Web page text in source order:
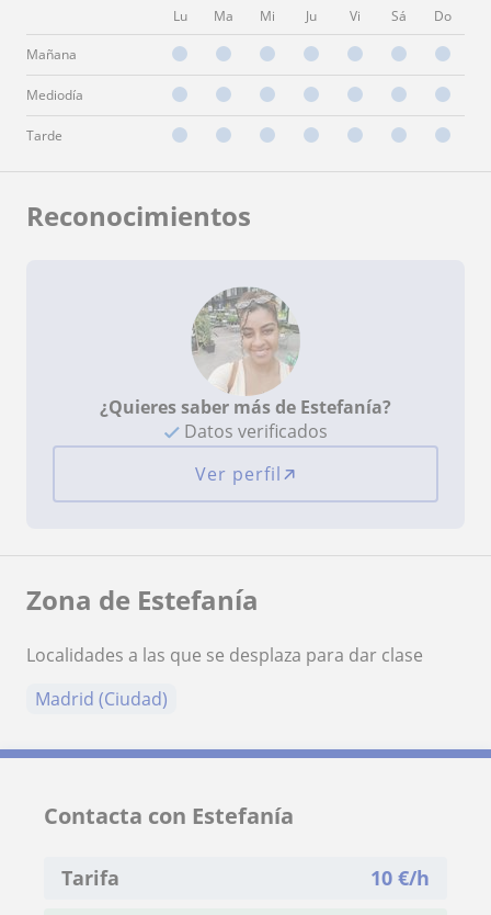
Lu Ma Mi Ju Vi Sá Do
Mañana
Mediodía
Tarde
Reconocimientos
¿Quieres saber más de Estefanía?
Datos verificados
Ver perfil
Zona de Estefanía
Localidades a las que se desplaza para dar clase
Madrid (Ciudad)
Contacta con Estefanía
Tarifa 10 €/h